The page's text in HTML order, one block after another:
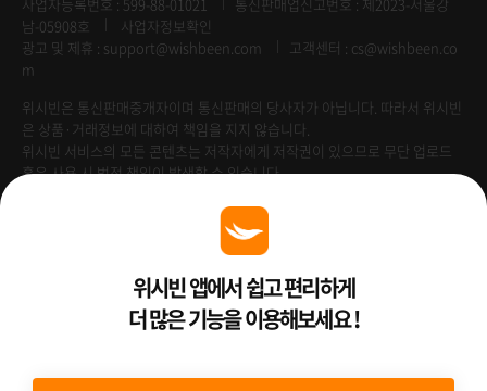
남-05908호
사업자정보확인
광고 및 제휴 : support@wishbeen.com
고객센터 : cs@wishbeen.co
m
위시빈은 통신판매중개자이며 통신판매의 당사자가 아닙니다. 따라서 위시빈
은 상품·거래정보에 대하여 책임을 지지 않습니다.
위시빈 서비스의 모든 콘텐츠는 저작자에게 저작권이 있으므로 무단 업로드
혹은 사용 시 법적 책임이 발생할 수 있습니다.
Venture Enterprise위시빈 앱에서 쉽고 편리하게
더 많은 기능을 이용해보세요 !